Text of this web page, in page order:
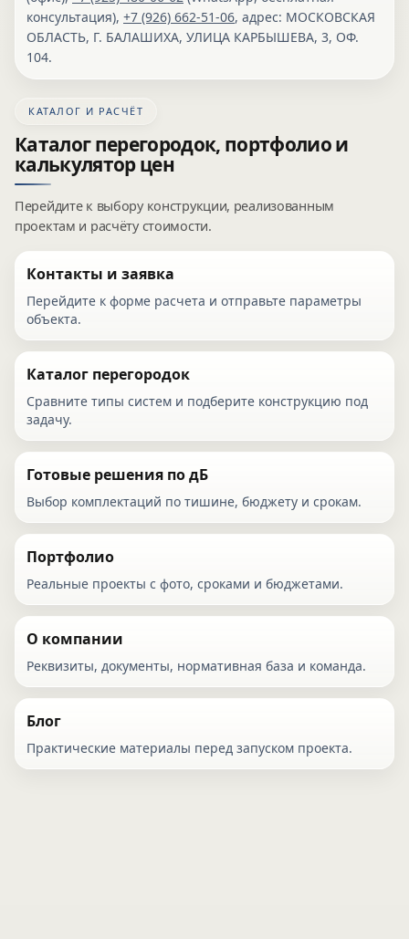
консультация), +7 (926) 662-51-06, адрес: МОСКОВСКАЯ
ОБЛАСТЬ, Г. БАЛАШИХА, УЛИЦА КАРБЫШЕВА, 3, ОФ.
104.
КАТАЛОГ И РАСЧЁТ
Каталог перегородок, портфолио и
калькулятор цен
Перейдите к выбору конструкции, реализованным
проектам и расчёту стоимости.
Контакты и заявка
Перейдите к форме расчета и отправьте параметры
объекта.
Каталог перегородок
Сравните типы систем и подберите конструкцию под
задачу.
Готовые решения по дБ
Выбор комплектаций по тишине, бюджету и срокам.
Портфолио
Реальные проекты с фото, сроками и бюджетами.
О компании
Реквизиты, документы, нормативная база и команда.
Блог
Практические материалы перед запуском проекта.